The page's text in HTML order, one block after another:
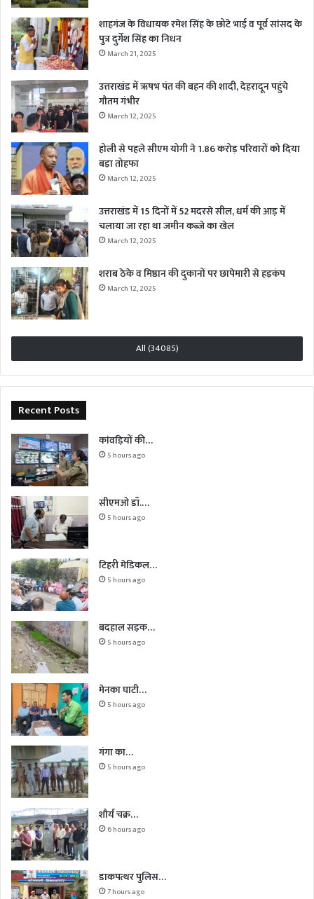
शाहगंज के विधायक रमेश सिंह के छोटे भाई व पूर्व सांसद के
पुत्र दुर्गेश सिंह का निधन
March 21, 2025
उत्तराखंड में ऋषभ पंत की बहन की शादी, देहरादून पहुंचे
गौतम गंभीर
March 12, 2025
होली से पहले सीएम योगी ने 1.86 करोड़ परिवारों को दिया
बड़ा तोहफा
March 12, 2025
उत्तराखंड में 15 दिनों में 52 मदरसे सील, धर्म की आड़ में
चलाया जा रहा था जमीन कब्जे का खेल
March 12, 2025
शराब ठेके व मिष्ठान की दुकानों पर छापेमारी से हड़कंप
March 12, 2025
All (34085)
Recent Posts
कांवड़ियों की…
5 hours ago
सीएमओ डॉ.…
5 hours ago
टिहरी मेडिकल…
5 hours ago
बदहाल सड़क…
5 hours ago
मेनका घाटी…
5 hours ago
गंगा का…
5 hours ago
शौर्य चक्र…
6 hours ago
डाकपत्थर पुलिस…
7 hours ago